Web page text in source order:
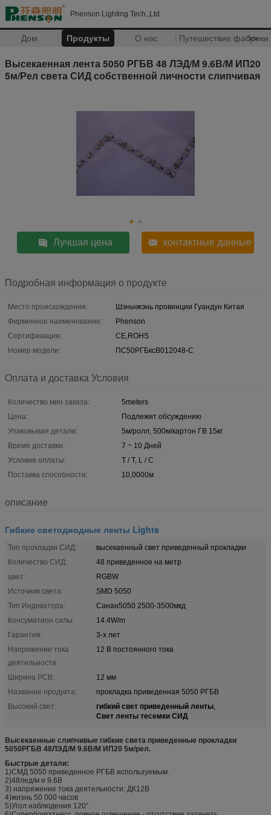
Phenson Lighting Tech.,Ltd
Дом Продукты О нас Путешествие фабрики
>>
Высекаенная лента 5050 РГБВ 48 ЛЭД/М 9.6В/М ИП20
5м/Рел света СИД собственной личности слипчивая
Лучшая цена контактные данные
Подробная информация о продукте
Место происхождения:
Шэньчжэнь провинции Гуандун Китая
Фирменное наименование:
Phenson
Сертификация:
CE,ROHS
Номер модели:
ПС50РГБксВ012048-С
Оплата и доставка Условия
Количество мин заказа:
5meters
Цена:
Подлежит обсуждению
Упаковывая детали:
5м/ролл, 500м/картон ГВ 15кг
Время доставки:
7 ~ 10 Дней
Условия оплаты:
T / T, L / C
Поставка способности:
10,0000м
описание
Гибкие светодиодные ленты Lights
Тип прокладки СИД:
высекаенный свет приведенный прокладки
Количество СИД:
48 приведенное на метр
цвет:
RGBW
Источник света:
SMD 5050
Тип Индикатора:
Санан5050 2500-3500мкд
Консуматион силы:
14.4W/m
Гарантия:
3-х лет
Напряжение тока
деятельности:
12 В постоянного тока
Ширина PCB:
12 мм
Название продукта:
прокладка приведенная 5050 РГБВ
Высокий свет:
гибкий свет приведенный ленты,
Свет ленты тесемки СИД
Высекаенные слипчивые гибкие света приведенные прокладки
5050РГБВ 48ЛЭД/М 9.6В/М ИП20 5м/рел.
Быстрые детали:
1)СМД 5050 приведенное РГБВ используемым.
2)48лед/м и 9.6В
3) напряжение тока деятельности: ДК12В
4)жизнь 50 000 часов
5)Угол наблюдения 120°